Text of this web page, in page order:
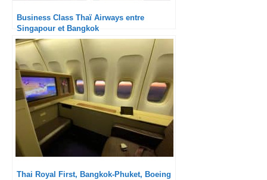
Business Class Thaï Airways entre
Singapour et Bangkok
Thai Royal First, Bangkok-Phuket, Boeing